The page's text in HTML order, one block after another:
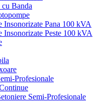
Banda
Insonorizate Pana 100 kVA
Insonorizate Peste 100 kVA
Profesionale
Semi-Profesionale